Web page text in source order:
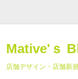
Mative'ｓ
店舗デザイン・店舗新